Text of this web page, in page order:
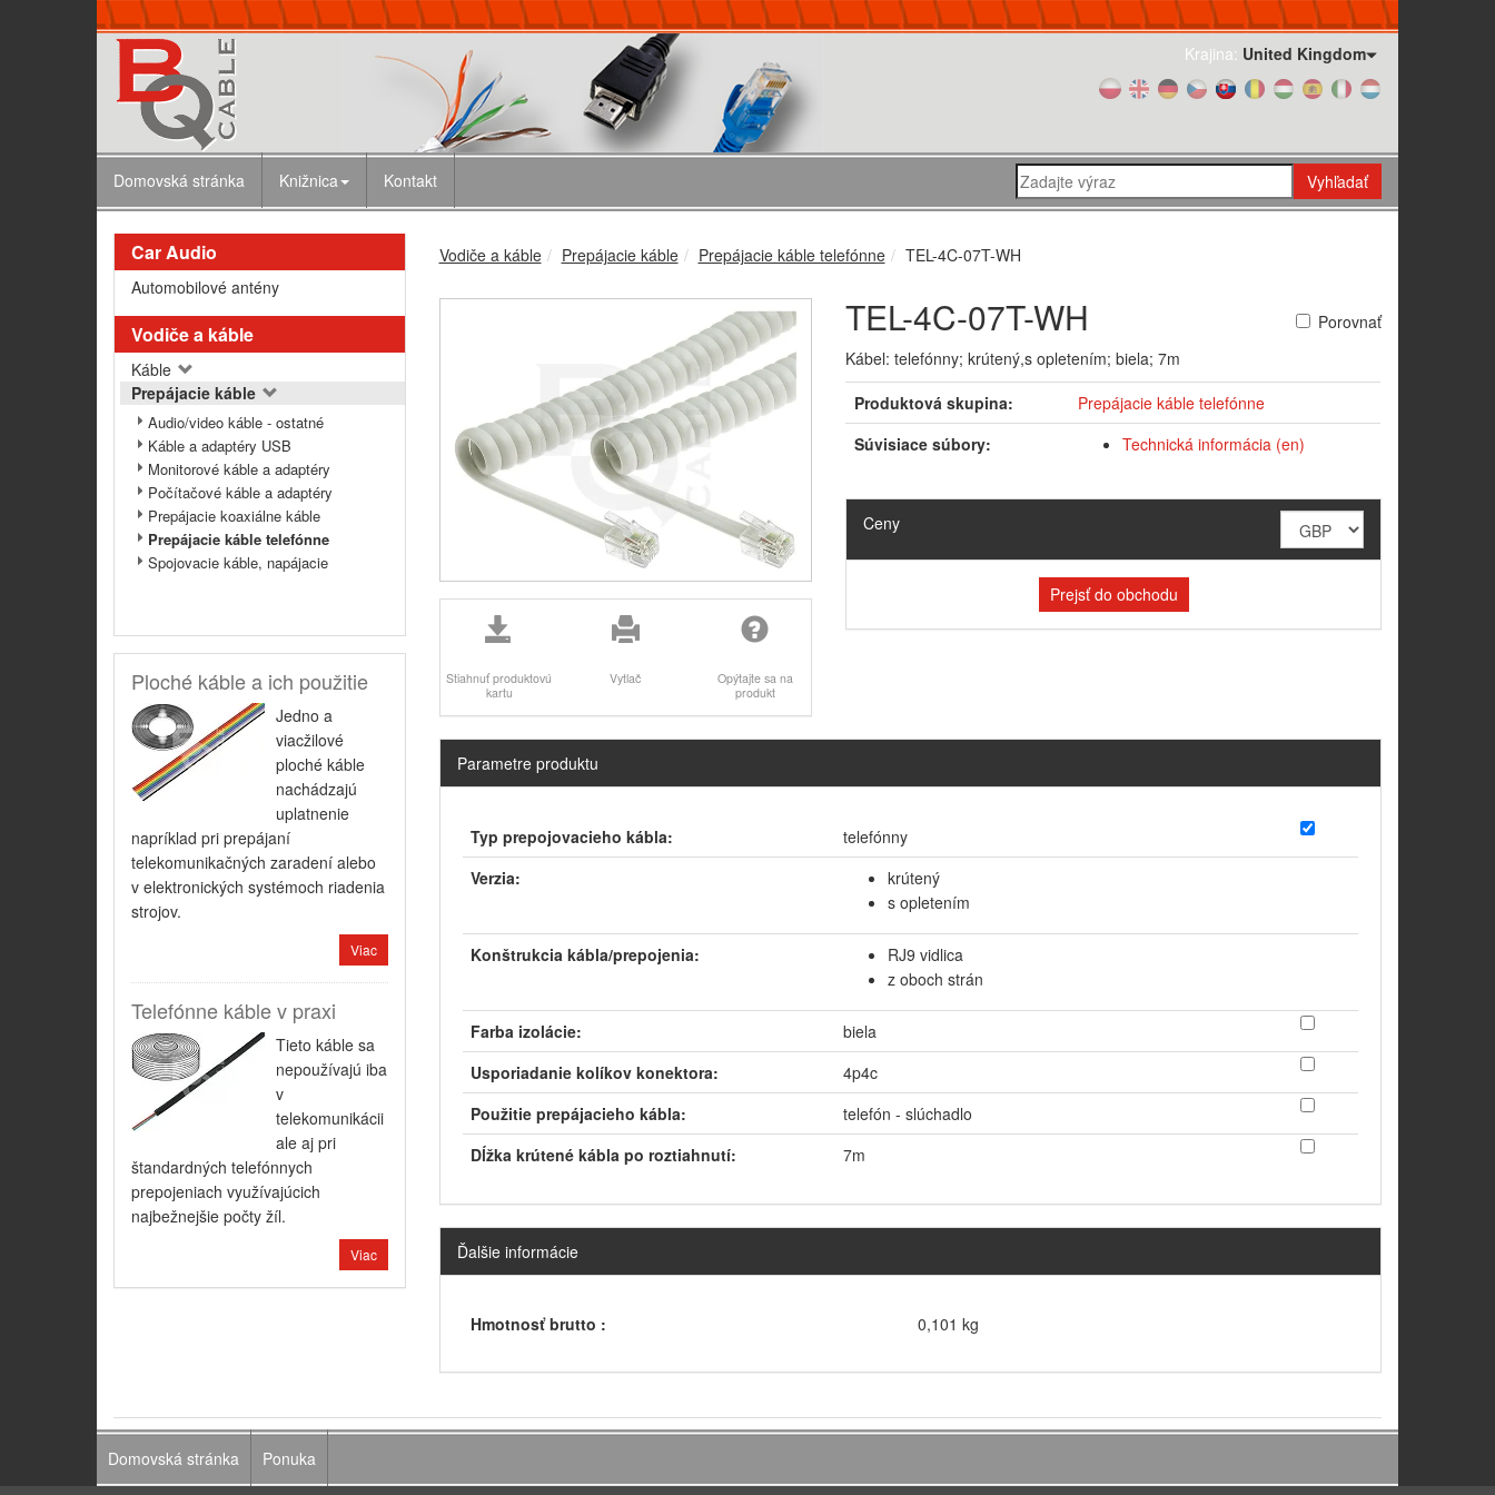
Krajina: United Kingdom
Domovská stránka Knižnica Kontakt Vyhľadať
Car Audio
Automobilové antény
Vodiče a káble
Káble
Prepájacie káble
Audio/video káble - ostatné
Káble a adaptéry USB
Monitorové káble a adaptéry
Počítačové káble a adaptéry
Prepájacie koaxiálne káble
Prepájacie káble telefónne
Spojovacie káble, napájacie
Ploché káble a ich použitie
Jedno a
viacžilové
ploché káble
nachádzajú
uplatnenie
napríklad pri prepájaní
telekomunikačných zaradení alebo
v elektronických systémoch riadenia
strojov.
Viac
Telefónne káble v praxi
Tieto káble sa
nepoužívajú iba
v
telekomunikácii
ale aj pri
štandardných telefónnych
prepojeniach využívajúcich
najbežnejšie počty žíl.
Viac
Vodiče a káble Prepájacie káble Prepájacie káble telefónne TEL-4C-07T-WH
Stiahnuť produktovú
kartu
Vytlač
Opýtajte sa na
produkt
TEL-4C-07T-WH
Porovnať
Kábel: telefónny; krútený,s opletením; biela; 7m
Produktová skupina:
Prepájacie káble telefónne
Súvisiace súbory:
Technická informácia (en)
Ceny
Prejsť do obchodu
Parametre produktu
Typ prepojovacieho kábla:
telefónny
Verzia:
krútený
s opletením
Konštrukcia kábla/prepojenia:
RJ9 vidlica
z oboch strán
Farba izolácie:
biela
Usporiadanie kolíkov konektora:
4p4c
Použitie prepájacieho kábla:
telefón - slúchadlo
Dĺžka krútené kábla po roztiahnutí:
7m
Ďalšie informácie
Hmotnosť brutto : 0,101 kg
Domovská stránka Ponuka